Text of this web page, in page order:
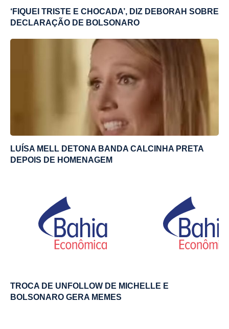
‘FIQUEI TRISTE E CHOCADA’, DIZ DEBORAH SOBRE
DECLARAÇÃO DE BOLSONARO
LUÍSA MELL DETONA BANDA CALCINHA PRETA
DEPOIS DE HOMENAGEM
TROCA DE UNFOLLOW DE MICHELLE E
BOLSONARO GERA MEMES